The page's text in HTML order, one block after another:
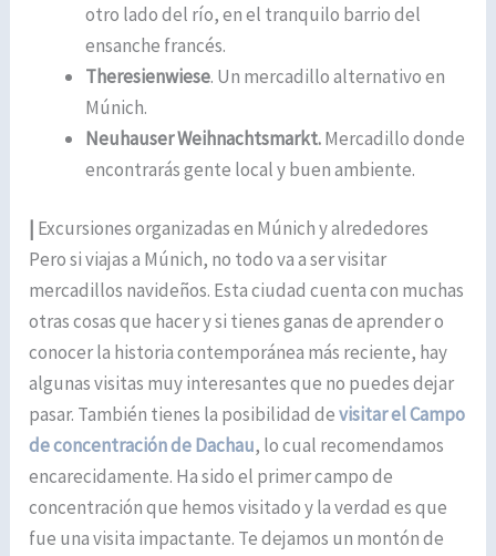
otro lado del río, en el tranquilo barrio del
ensanche francés.
Theresienwiese. Un mercadillo alternativo en
Múnich.
Neuhauser Weihnachtsmarkt.Mercadillo donde
encontrarás gente local y buen ambiente.
| Excursiones organizadas en Múnich y alrededores
Pero si viajas a Múnich, no todo va a ser visitar
mercadillos navideños. Esta ciudad cuenta con muchas
otras cosas que hacer y si tienes ganas de aprender o
conocer la historia contemporánea más reciente, hay
algunas visitas muy interesantes que no puedes dejar
pasar. También tienes la posibilidad devisitar el Campo
de concentración de Dachau, lo cual recomendamos
encarecidamente. Ha sido el primer campo de
concentración que hemos visitado y la verdad es que
fue una visita impactante. Te dejamos un montón de